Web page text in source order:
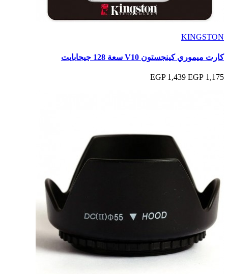
KINGSTON
كارت ميموري كينجستون V10 سعة 128 جيجابايت
1,175 EGP
1,439 EGP